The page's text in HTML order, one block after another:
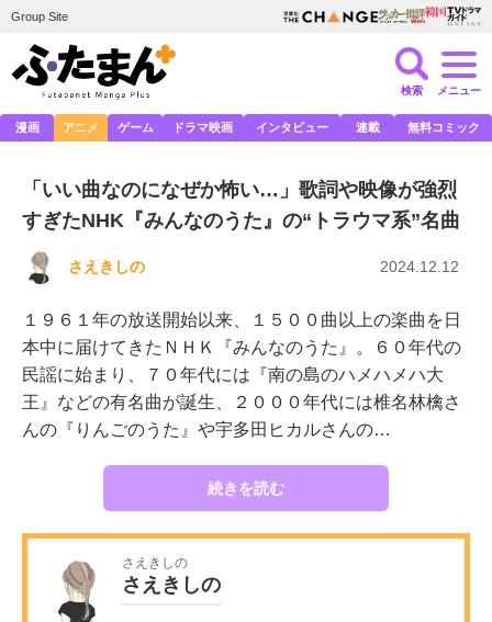
Group Site
検索 メニュー
漫画 アニメ ゲーム ドラマ映画 インタビュー 連載 無料コミック
「いい曲なのになぜか怖い…」歌詞や映像が強烈
すぎたNHK『みんなのうた』の“トラウマ系”名曲
さえきしの 2024.12.12
１９６１年の放送開始以来、１５００曲以上の楽曲を日
本中に届けてきたＮＨＫ『みんなのうた』。６０年代の
民謡に始まり、７０年代には『南の島のハメハメハ大
王』などの有名曲が誕生、２０００年代には椎名林檎さ
んの『りんごのうた』や宇多田ヒカルさんの…
続きを読む
さえきしの
さえきしの